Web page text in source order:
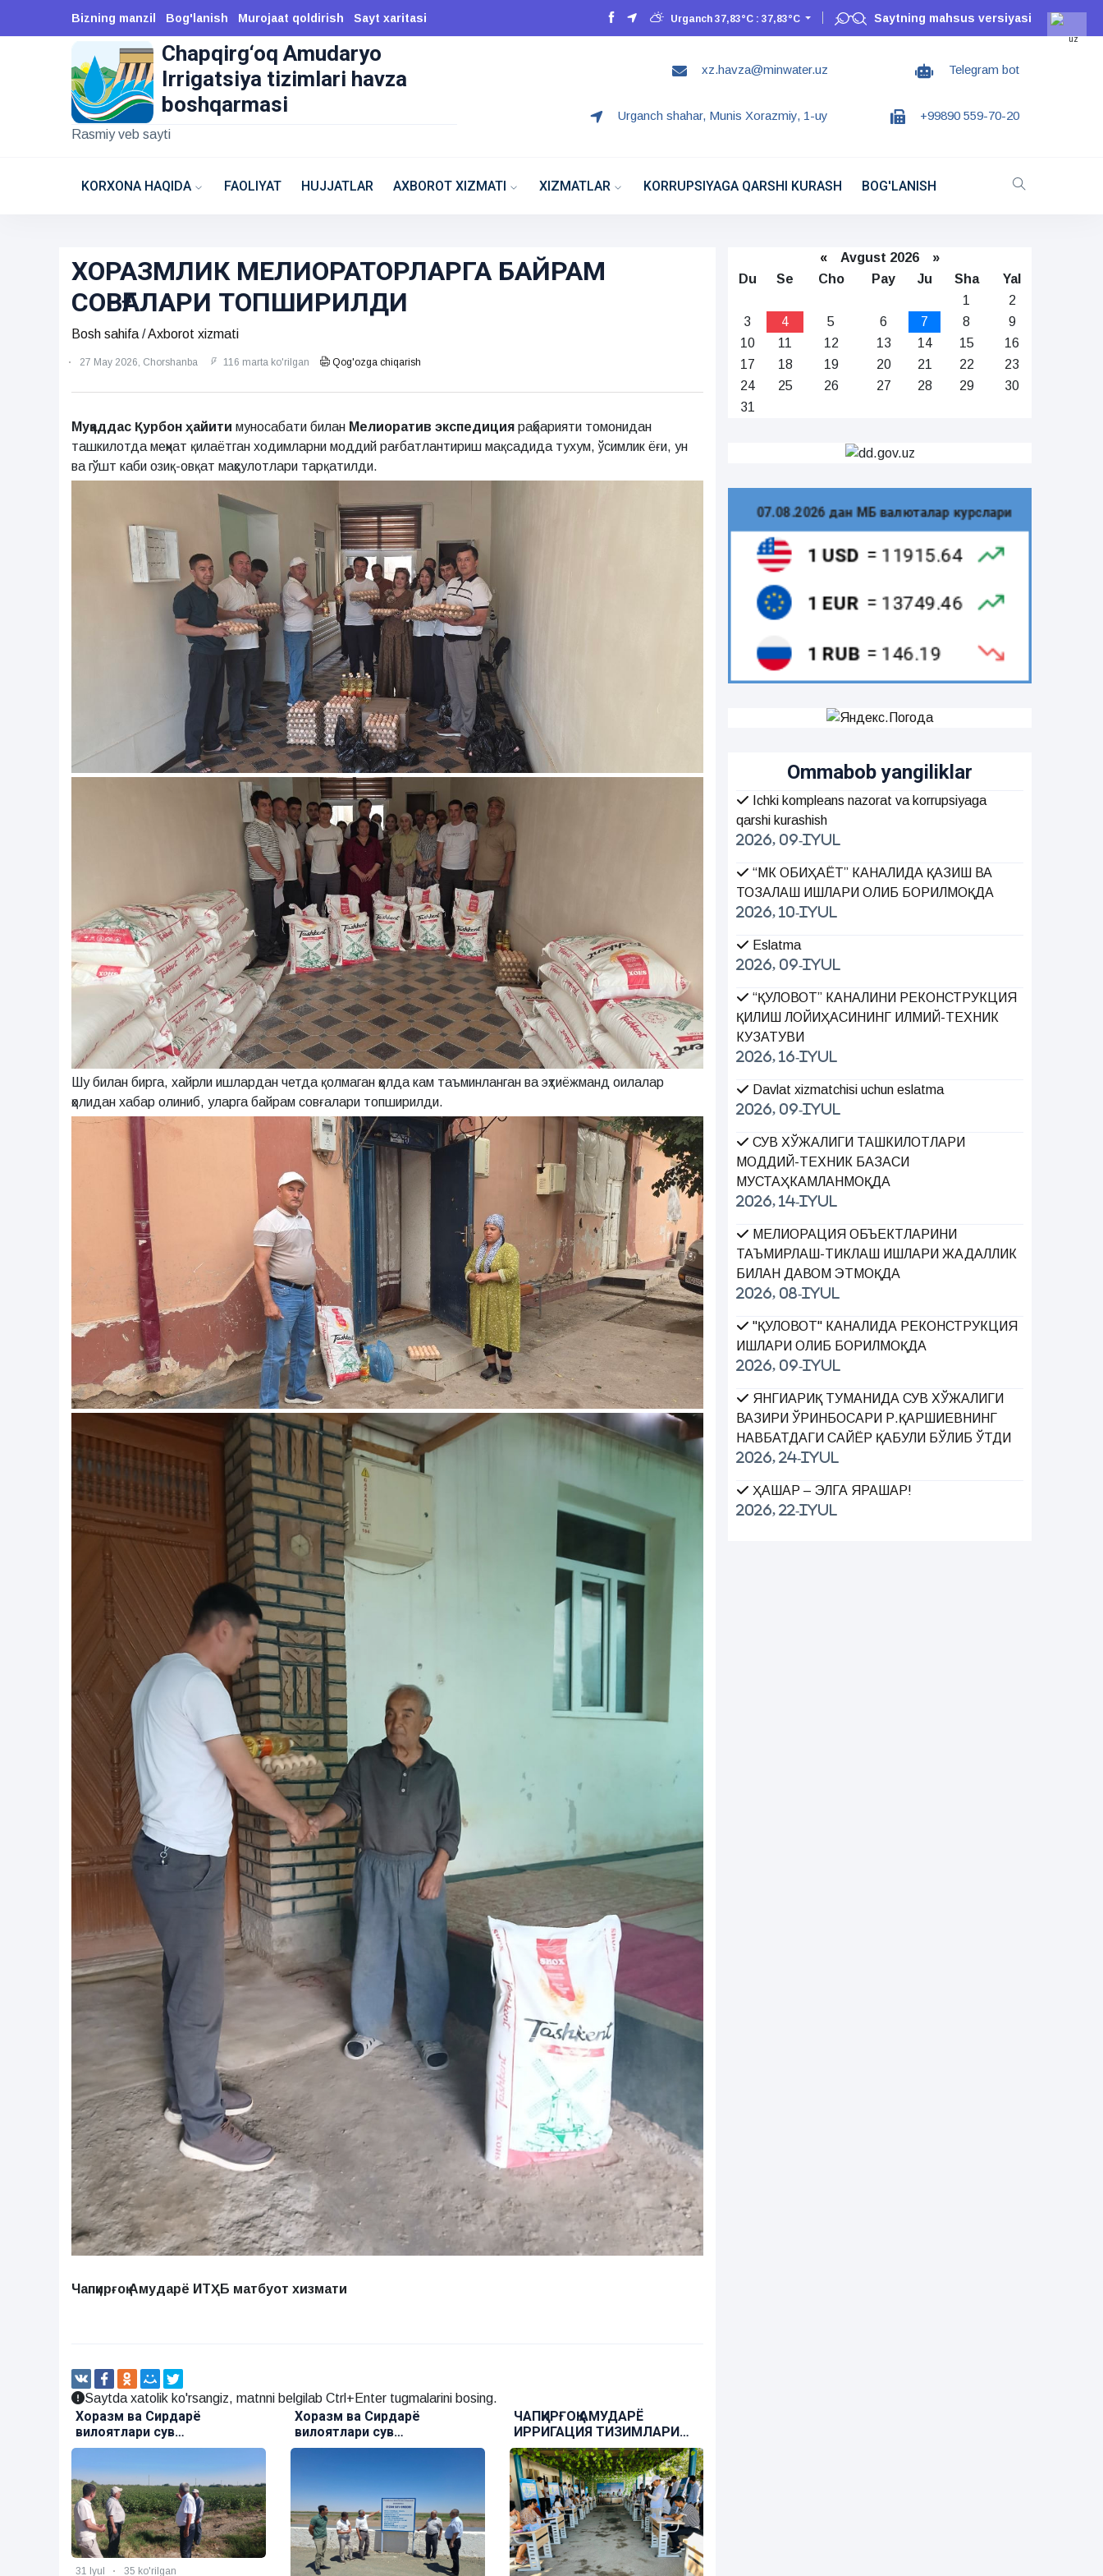
Bizning manzil Bog'lanish Murojaat qoldirish Sayt xaritasi Urganch 37,83°C : 37,83°C Saytning mahsus versiyasi
Chapqirg‘oq Amudaryo
Irrigatsiya tizimlari havza
boshqarmasi
Rasmiy veb sayti
xz.havza@minwater.uz
Urganch shahar, Munis Xorazmiy, 1-uy
Telegram bot
+99890 559-70-20
KORXONA HAQIDA FAOLIYAT HUJJATLAR AXBOROT XIZMATI XIZMATLAR KORRUPSIYAGA QARSHI KURASH BOG'LANISH
ХОРАЗМЛИК МЕЛИОРАТОРЛАРГА БАЙРАМ
СОВҒАЛАРИ ТОПШИРИЛДИ
Bosh sahifa /Axborot xizmati
27 May 2026, Chorshanba 116 marta ko'rilgan Qog'ozga chiqarish
Муқаддас Қурбон ҳайити муносабати билан Мелиоратив экспедиция раҳбарияти томонидан
ташкилотда меҳнат қилаётган ходимларни моддий рағбатлантириш мақсадида тухум, ўсимлик ёғи, ун
ва гўшт каби озиқ-овқат маҳсулотлари тарқатилди.
Шу билан бирга, хайрли ишлардан четда қолмаган ҳолда кам таъминланган ва эҳтиёжманд оилалар
ҳолидан хабар олиниб, уларга байрам совғалари топширилди.
Чапқирғоқ Амударё ИТҲБ матбуот хизмати
Saytda xatolik ko'rsangiz, matnni belgilab Ctrl+Enter tugmalarini bosing.
ва Сирдарё
илмий
давом этмоқда
35 ko'rilgan
Хоразм ва Сирдарё
хўжалигидаги илмий
тажриба алмашинуви
ҳамкорлиги
ЧАПҚИРҒОҚ АМУДАРЁ
ИРРИГАЦИЯ ТИЗИМЛАРИ
ҲАВЗА БОШҚАРМАСИДА
“КАРЬЕРА КУНИ” ТАШКИЛ
ТАЪМИРЛАШ-ТИКЛАШ
ИШЛАРИ ДАВОМ ЭТМОҚДА
« Avgust 2026 »
Du
Se Cho Pay Ju Sha
Yal
1
2
3
4 5 6 7 8
9
10
11 12 13 14 15
16
17
18 19 20 21 22
23
24
25 26 27 28 29
30
31
Ommabob yangiliklar
Ichki kompleans nazorat va korrupsiyaga
qarshi kurashish
2026, 09-Iyul
“МК ОБИҲАЁТ” КАНАЛИДА ҚАЗИШ ВА
ТОЗАЛАШ ИШЛАРИ ОЛИБ БОРИЛМОҚДА
2026, 10-Iyul
Eslatma
2026, 09-Iyul
“ҚУЛОВОТ” КАНАЛИНИ РЕКОНСТРУКЦИЯ
ҚИЛИШ ЛОЙИҲАСИНИНГ ИЛМИЙ-ТЕХНИК
КУЗАТУВИ
2026, 16-Iyul
Davlat xizmatchisi uchun eslatma
2026, 09-Iyul
СУВ ХЎЖАЛИГИ ТАШКИЛОТЛАРИ
МОДДИЙ-ТЕХНИК БАЗАСИ
МУСТАҲКАМЛАНМОҚДА
2026, 14-Iyul
МЕЛИОРАЦИЯ ОБЪЕКТЛАРИНИ
ТАЪМИРЛАШ-ТИКЛАШ ИШЛАРИ ЖАДАЛЛИК
БИЛАН ДАВОМ ЭТМОҚДА
2026, 08-Iyul
"ҚУЛОВОТ" КАНАЛИДА РЕКОНСТРУКЦИЯ
ИШЛАРИ ОЛИБ БОРИЛМОҚДА
2026, 09-Iyul
ЯНГИАРИҚ ТУМАНИДА СУВ ХЎЖАЛИГИ
ВАЗИРИ ЎРИНБОСАРИ Р.ҚАРШИЕВНИНГ
НАВБАТДАГИ САЙЁР ҚАБУЛИ БЎЛИБ ЎТДИ
2026, 24-Iyul
ҲАШАР – ЭЛГА ЯРАШАР!
2026, 22-Iyul